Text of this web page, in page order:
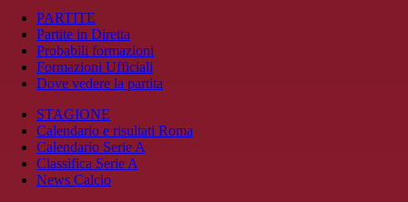
PARTITE
Partite in Diretta
Probabili formazioni
Formazioni Ufficiali
Dove vedere la partita
STAGIONE
Calendario e risultati Roma
Calendario Serie A
Classifica Serie A
News Calcio